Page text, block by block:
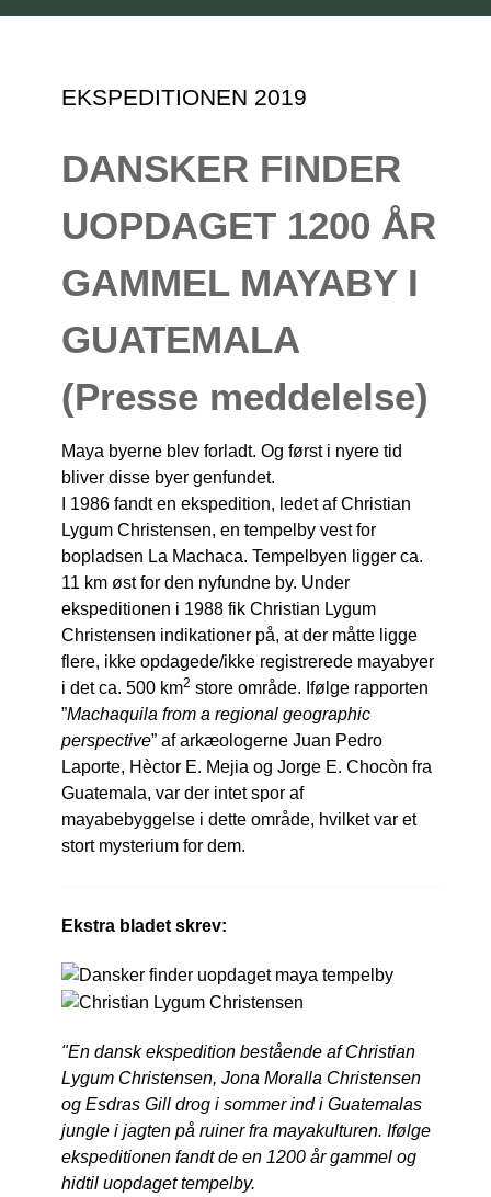
EKSPEDITIONEN 2019
DANSKER FINDER
UOPDAGET 1200 ÅR
GAMMEL MAYABY I
GUATEMALA
(Presse meddelelse)
Maya byerne blev forladt. Og først i nyere tid
bliver disse byer genfundet.
I 1986 fandt en ekspedition, ledet af Christian
Lygum Christensen, en tempelby vest for
bopladsen La Machaca. Tempelbyen ligger ca.
11 km øst for den nyfundne by. Under
ekspeditionen i 1988 fik Christian Lygum
Christensen indikationer på, at der måtte ligge
flere, ikke opdagede/ikke registrerede mayabyer
i det ca. 500 km2 store område. Ifølge rapporten
”Machaquila from a regional geographic
perspective” af arkæologerne Juan Pedro
Laporte, Hèctor E. Mejia og Jorge E. Chocòn fra
Guatemala, var der intet spor af
mayabebyggelse i dette område, hvilket var et
stort mysterium for dem.
Ekstra bladet skrev:
"En dansk ekspedition bestående af Christian
Lygum Christensen, Jona Moralla Christensen
og Esdras Gill drog i sommer ind i Guatemalas
jungle i jagten på ruiner fra mayakulturen. Ifølge
ekspeditionen fandt de en 1200 år gammel og
hidtil uopdaget tempelby.